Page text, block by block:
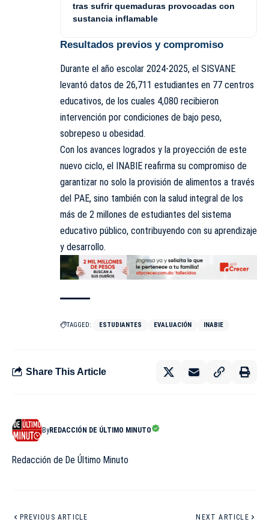
tras sufrir quemaduras provocadas con
sustancia inflamable
Resultados previos y compromiso
Durante el año escolar 2024-2025, el SISVANE
levantó datos de 26,711 estudiantes en 77 centros
educativos, de los cuales 4,080 recibieron
intervención por condiciones de bajo peso,
sobrepeso u obesidad.
Con los avances logrados y la proyección de este
nuevo ciclo, el INABIE reafirma su compromiso de
garantizar no solo la provisión de alimentos a través
del PAE, sino también con la salud integral de los
más de 2 millones de estudiantes del sistema
educativo público, contribuyendo con su aprendizaje
y desarrollo.
TAGGED: ESTUDIANTES EVALUACIÓN INABIE
Share This Article
ByREDACCIÓN DE ÚLTIMO MINUTO
Redacción de De Último Minuto
PREVIOUS ARTICLE NEXT ARTICLE